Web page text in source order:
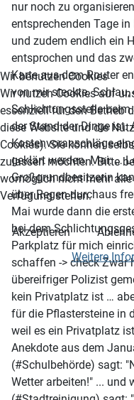
nur noch zu
entsprechenden Tage
und zudem endlich ein
entsprochen und das
Karte aus dem Router
von mir steckte.
Schlichtungsstelle beim
der Stand der Dinge
Kostenvoranschläge
geklärt werden. Mai: …
Großgrundbesitzerin
über Regen durchaus
Mai wurde dann die
bei dem
Parkplatz für mich
schaffen -> check Zwar
übereifriger Polizist
kein Privatplatz ist …
für die Pflastersteine in
weil es ein Privatplatz
Anekdote aus dem
(#Schulbehörde) sagt:
Wetter arbeiten!" ... und
Wir benutzen Cookies
Wir nutzen Cookies auf
essenziell für den Betrieb
diese Website und die
Cookies). Sie können
zulassen möchten. Bitte
womöglich nicht mehr
Verfügung stehen.
Akzeptieren
Weitere